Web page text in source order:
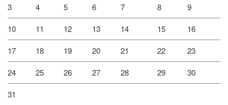
3 4 5 6 7 8 9
10 11 12 13 14 15 16
17 18 19 20 21 22 23
24 25 26 27 28 29 30
31